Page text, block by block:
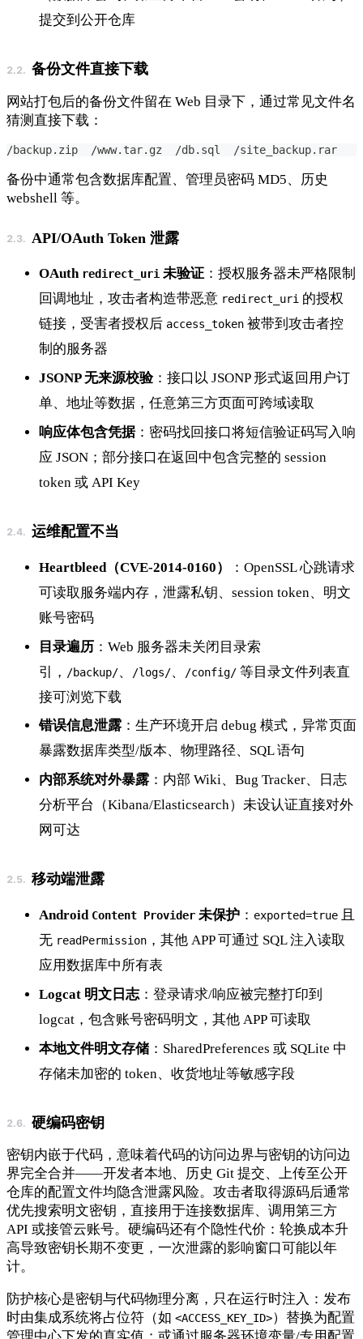
提交到公开仓库
备份文件直接下载
网站打包后的备份文件留在 Web 目录下，通过常见文件名
猜测直接下载：
/backup.zip  /www.tar.gz  /db.sql  /site_backup.rar
备份中通常包含数据库配置、管理员密码 MD5、历史
webshell 等。
API/OAuth Token 泄露
OAuth redirect_uri 未验证 ：授权服务器未严格限制
回调地址，攻击者构造带恶意 redirect_uri 的授权
链接，受害者授权后 access_token 被带到攻击者控
制的服务器
JSONP 无来源校验：接口以 JSONP 形式返回用户订
单、地址等数据，任意第三方页面可跨域读取
响应体包含凭据：密码找回接口将短信验证码写入响
应 JSON；部分接口在返回中包含完整的 session
token 或 API Key
运维配置不当
Heartbleed（CVE-2014-0160）
：OpenSSL 心跳请求
可读取服务端内存，泄露私钥、session token、明文
账号密码
目录遍历 ：Web 服务器未关闭目录索
引， /backup/、 /logs/、 /config/ 等目录文件列表直
接可浏览下载
错误信息泄露 ：生产环境开启 debug 模式，异常页面
暴露数据库类型/版本、物理路径、SQL 语句
内部系统对外暴露 ：内部 Wiki、Bug Tracker、日志
分析平台（Kibana/Elasticsearch）未设认证直接对外
网可达
移动端泄露
Android Content Provider 未保护 ： exported=true 且
无 readPermission ，其他 APP 可通过 SQL 注入读取
应用数据库中所有表
Logcat 明文日志：登录请求/响应被完整打印到
logcat，包含账号密码明文，其他 APP 可读取
本地文件明文存储 ：SharedPreferences 或 SQLite 中
存储未加密的 token、收货地址等敏感字段
硬编码密钥
密钥内嵌于代码，意味着代码的访问边界与密钥的访问边
界完全合并——开发者本地、历史 Git 提交、上传至公开
仓库的配置文件均隐含泄露风险。攻击者取得源码后通常
优先搜索明文密钥，直接用于连接数据库、调用第三方
API 或接管云账号。硬编码还有个隐性代价：轮换成本升
高导致密钥长期不变更，一次泄露的影响窗口可能以年
计。
防护核心是密钥与代码物理分离，只在运行时注入：发布
时由集成系统将占位符（如 <ACCESS_KEY_ID>）替换为配置